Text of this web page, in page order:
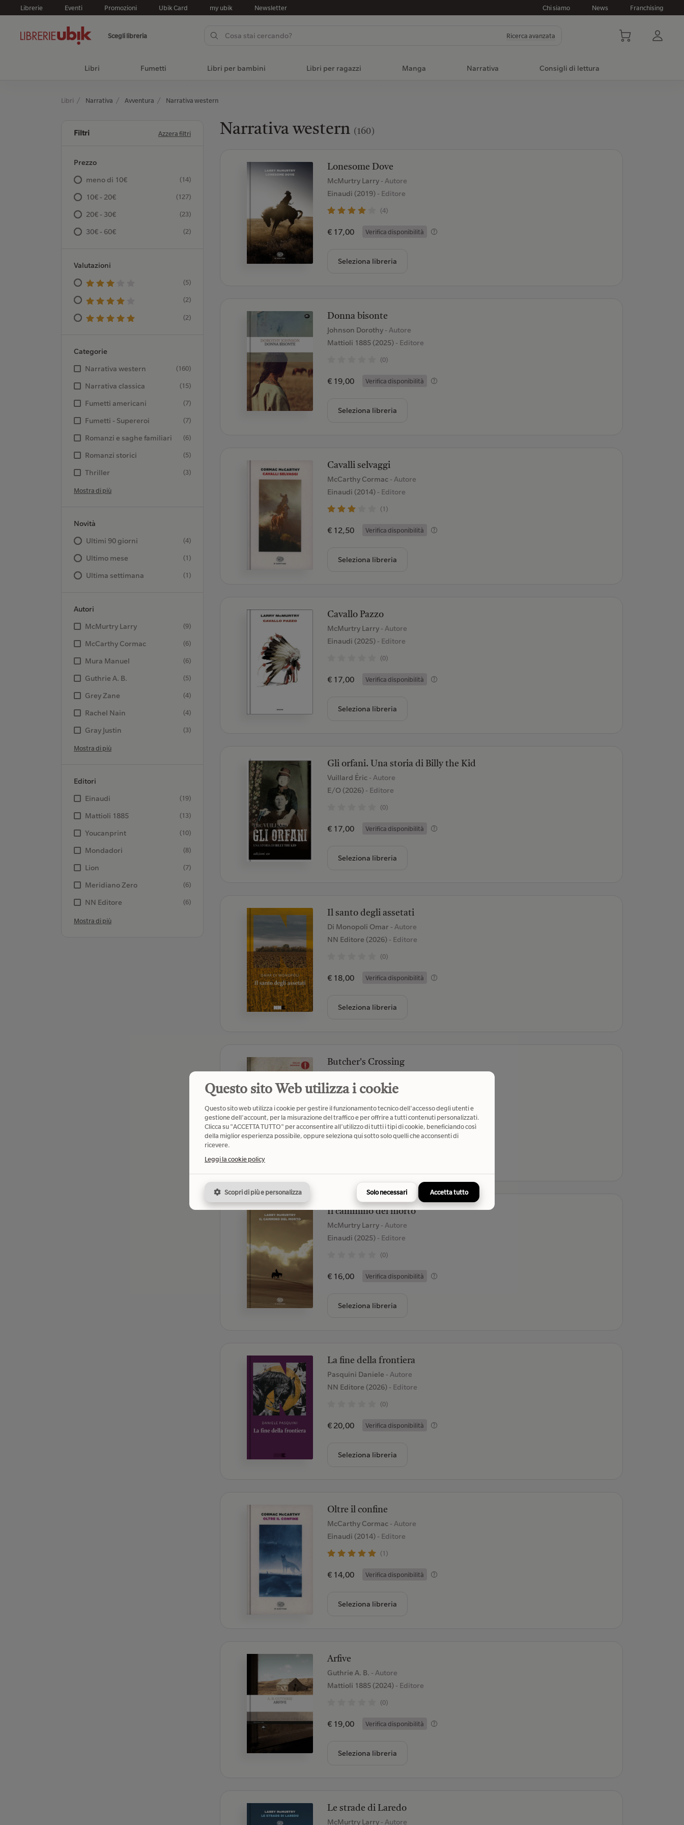
Librerie Eventi Promozioni Ubik Card my ubik Newsletter Chi siamo News Franchising
Scegli libreria Ricerca avanzata
Libri Fumetti Libri per bambini Libri per ragazzi Manga Narrativa Consigli di lettura
Libri Narrativa Avventura Narrativa western
Filtri Azzera filtri
Prezzo
meno di 10€
(14)
10€ - 20€ (127)
20€ - 30€ (23)
30€ - 60€ (2)
Valutazioni
(5)
(2)
(2)
Categorie
Narrativa western
(160)
Narrativa classica (15)
Fumetti americani (7)
Fumetti - Supereroi (7)
Romanzi e saghe familiari (6)
Romanzi storici (5)
Thriller (3)
Mostra di più
Novità
Ultimi 90 giorni
(4)
Ultimo mese (1)
Ultima settimana (1)
Autori
McMurtry Larry
(9)
McCarthy Cormac (6)
Mura Manuel (6)
Guthrie A. B. (5)
Grey Zane (4)
Rachel Nain (4)
Gray Justin (3)
Mostra di più
Editori
Einaudi
(19)
Mattioli 1885 (13)
Youcanprint (10)
Mondadori (8)
Lion (7)
Meridiano Zero (6)
NN Editore (6)
Mostra di più
Narrativa western (160)
Lonesome Dove
McMurtry Larry - Autore
Einaudi (2019)- Editore
(4)
€ 17,00 Verifica disponibilità
Seleziona libreria
Donna bisonte
Johnson Dorothy - Autore
Mattioli 1885 (2025)- Editore
(0)
€ 19,00 Verifica disponibilità
Seleziona libreria
Cavalli selvaggi
McCarthy Cormac - Autore
Einaudi (2014)- Editore
(1)
€ 12,50 Verifica disponibilità
Seleziona libreria
Cavallo Pazzo
McMurtry Larry - Autore
Einaudi (2025)- Editore
(0)
€ 17,00 Verifica disponibilità
Seleziona libreria
Gli orfani. Una storia di Billy the Kid
Vuillard Éric - Autore
E/O (2026)- Editore
(0)
€ 17,00 Verifica disponibilità
Seleziona libreria
Il santo degli assetati
Di Monopoli Omar - Autore
NN Editore (2026)- Editore
(0)
€ 18,00 Verifica disponibilità
Seleziona libreria
Butcher's Crossing
Mondadori (2023)- Editore
(0)
€ 13,00 Verifica disponibilità
Il cammino del morto
McMurtry Larry - Autore
Einaudi (2025)- Editore
(0)
€ 16,00 Verifica disponibilità
Seleziona libreria
La fine della frontiera
Pasquini Daniele - Autore
NN Editore (2026)- Editore
(0)
€ 20,00 Verifica disponibilità
Seleziona libreria
Oltre il confine
McCarthy Cormac - Autore
Einaudi (2014)- Editore
(1)
€ 14,00 Verifica disponibilità
Seleziona libreria
Arfive
Guthrie A. B. - Autore
Mattioli 1885 (2024)- Editore
(0)
€ 19,00 Verifica disponibilità
Seleziona libreria
Le strade di Laredo
McMurtry Larry - Autore
Questo sito Web utilizza i cookie
Questo sito web utilizza i cookie per gestire il funzionamento tecnico dell'accesso degli utenti e
gestione dell'account, per la misurazione del traffico e per offrire a tutti contenuti personalizzati.
Clicca su "ACCETTA TUTTO" per acconsentire all'utilizzo di tutti i tipi di cookie, beneficiando così
della miglior esperienza possibile, oppure seleziona qui sotto solo quelli che acconsenti di
ricevere.
Leggi la cookie policy
Scopri di più e personalizza Solo necessari Accetta tutto